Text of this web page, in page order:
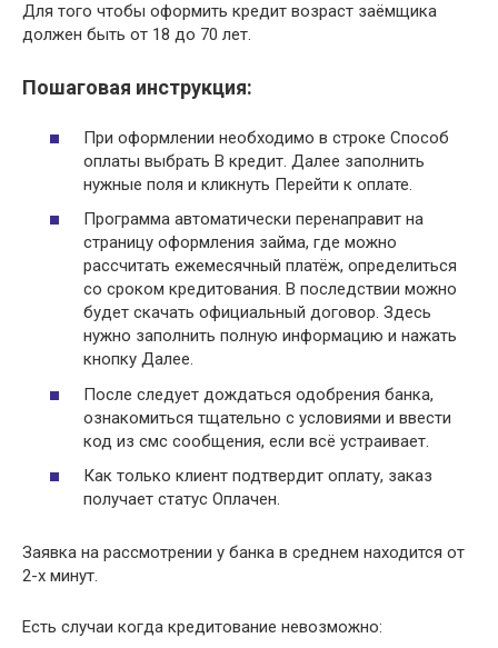
Для того чтобы оформить кредит возраст заёмщика
должен быть от 18 до 70 лет.
Пошаговая инструкция:
При оформлении необходимо в строке Способ
оплаты выбрать В кредит. Далее заполнить
нужные поля и кликнуть Перейти к оплате.
Программа автоматически перенаправит на
страницу оформления займа, где можно
рассчитать ежемесячный платёж, определиться
со сроком кредитования. В последствии можно
будет скачать официальный договор. Здесь
нужно заполнить полную информацию и нажать
кнопку Далее.
После следует дождаться одобрения банка,
ознакомиться тщательно с условиями и ввести
код из смс сообщения, если всё устраивает.
Как только клиент подтвердит оплату, заказ
получает статус Оплачен.
Заявка на рассмотрении у банка в среднем находится от
2-х минут.
Есть случаи когда кредитование невозможно: